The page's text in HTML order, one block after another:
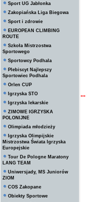
Sport UG Jabłonka
Zakopiańska Liga Biegowa
Sport i zdrowie
EUROPEAN CLIMBING
ROUTE
Szkoła Mistrzostwa
Sportowego
Sportowcy Podhala
Plebiscyt Najlepszy
Sportowiec Podhala
Orlen CUP
Igrzyska STO
Igrzyska lekarskie
ZIMOWE IGRZYSKA
POLONIJNE
Olimpiada młodzieży
Igrzyska Olimpijskie
Mistrzostwa Świata Igrzyska
Europejskie
Tour De Pologne Maratony
LANG TEAM
Uniwersjady, MS Juniorów
ZIOM
COS Zakopane
Obiekty Sportowe
««